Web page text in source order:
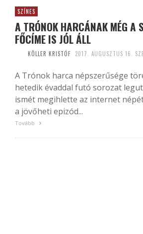
SZÍNES
A TRÓNOK HARCÁNAK MÉG A
FŐCÍME IS JÓL ÁLL
KÖLLER KRISTÓF 2017. AUGUSZTUS 16.
A Trónok harca népszerűsége
hetedik évaddal futó sorozat
ismét megihlette az internet
a jövőheti epizód...
Tovább